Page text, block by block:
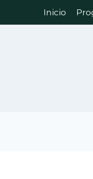
Inicio